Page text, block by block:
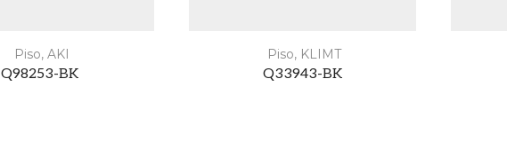
Piso, AKI
Q98253-BK
Piso, KLIMT
Q33943-BK